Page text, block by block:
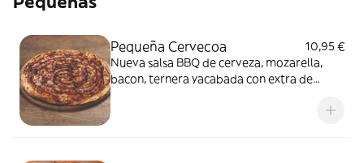
Pequeña Cervecoa
10,95 €
Nueva salsa BBQ de cerveza, mozarella,
bacon, ternera yacabada con extra de